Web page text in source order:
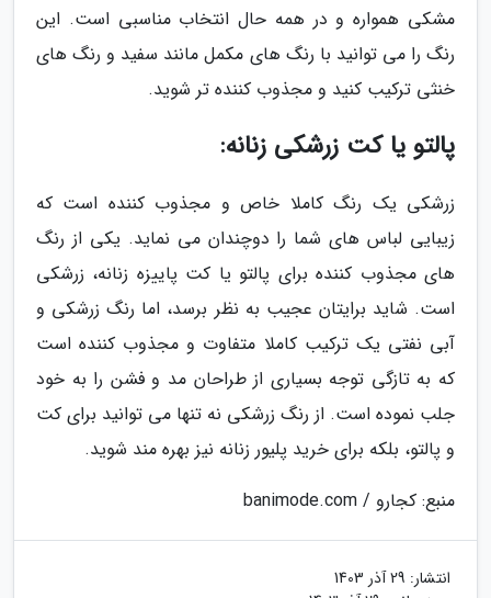
مشکی همواره و در همه حال انتخاب مناسبی است. این
رنگ را می توانید با رنگ های مکمل مانند سفید و رنگ های
خنثی ترکیب کنید و مجذوب کننده تر شوید.
پالتو یا کت زرشکی زنانه:
زرشکی یک رنگ کاملا خاص و مجذوب کننده است که
زیبایی لباس های شما را دوچندان می نماید. یکی از رنگ
های مجذوب کننده برای پالتو یا کت پاییزه زنانه، زرشکی
است. شاید برایتان عجیب به نظر برسد، اما رنگ زرشکی و
آبی نفتی یک ترکیب کاملا متفاوت و مجذوب کننده است
که به تازگی توجه بسیاری از طراحان مد و فشن را به خود
جلب نموده است. از رنگ زرشکی نه تنها می توانید برای کت
و پالتو، بلکه برای خرید پلیور زنانه نیز بهره مند شوید.
منبع: کجارو / banimode.com
انتشار: 29 آذر 1403